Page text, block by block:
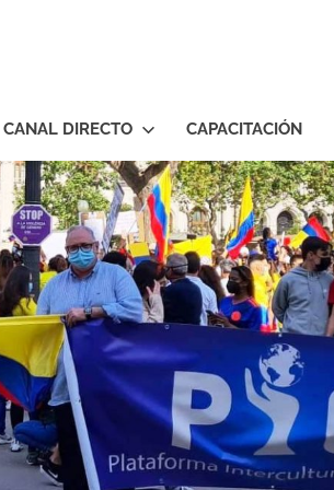
CANAL DIRECTO CAPACITACIÓN